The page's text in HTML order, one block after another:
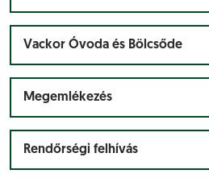
Vackor Óvoda és Bölcsőde
Megemlékezés
Rendőrségi felhívás